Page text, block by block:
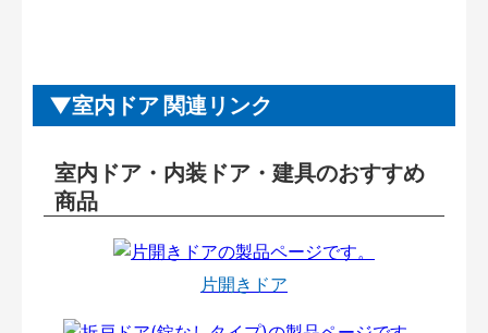
室内ドア 関連リンク
室内ドア・内装ドア・建具のおすすめ
商品
片開きドア